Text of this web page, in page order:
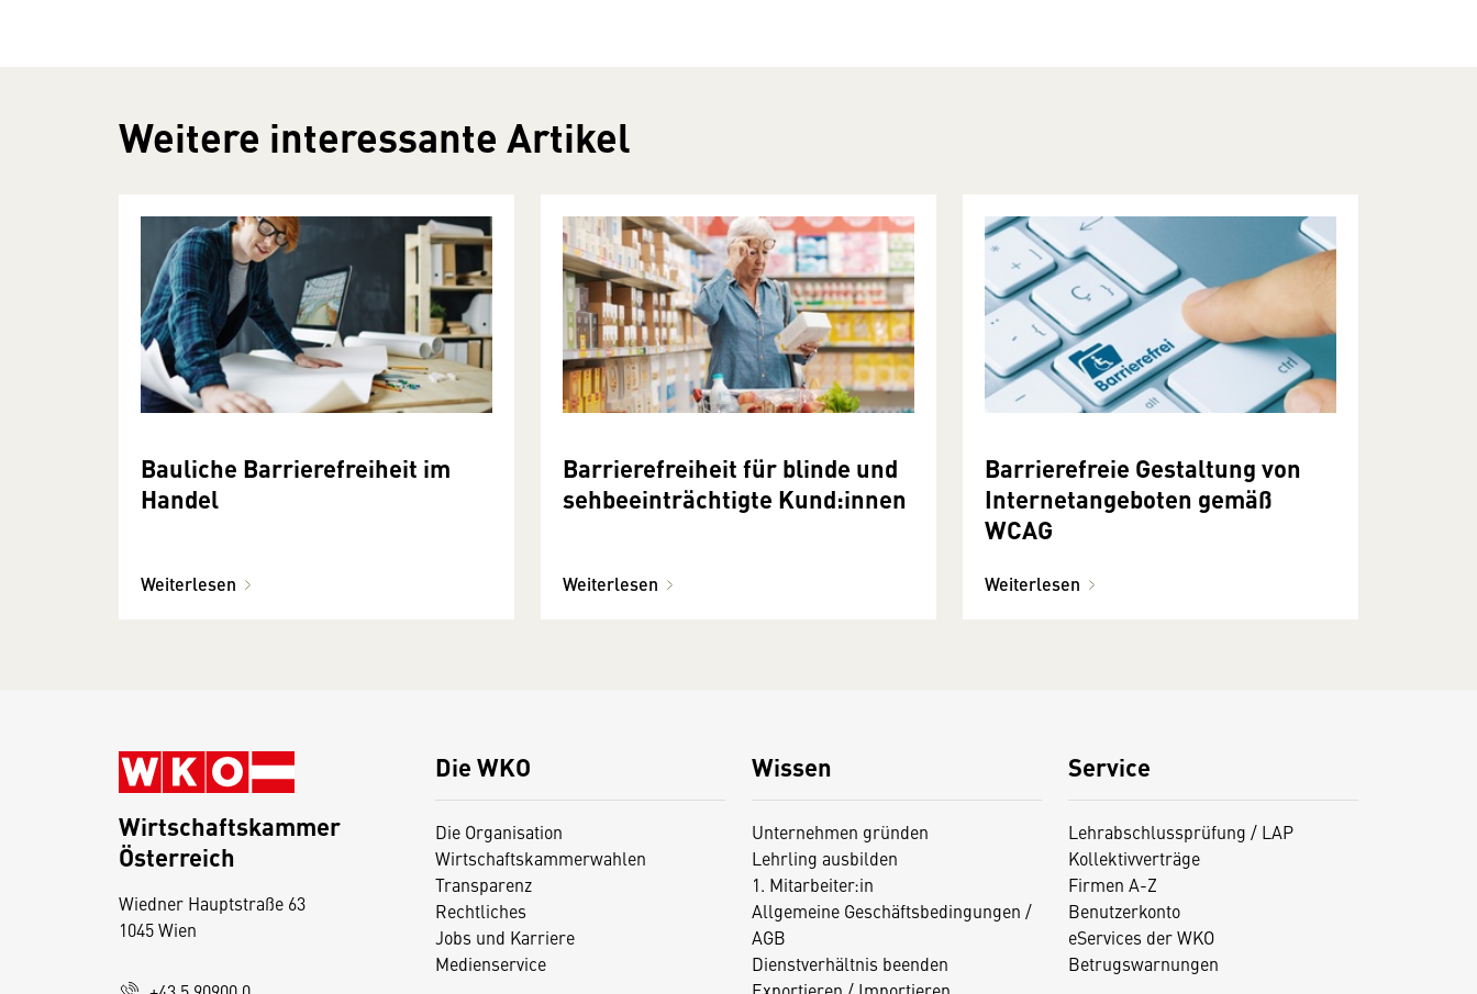
Weitere interessante Artikel
Bauliche Barrierefreiheit im
Handel
Weiterlesen
Barrierefreiheit für blinde und
sehbeeinträchtigte Kund:innen
Weiterlesen
Barrierefreie Gestaltung von
Internetangeboten gemäß
WCAG
Weiterlesen
Die WKO
Die Organisation
Wirtschaftskammerwahlen
Transparenz
Rechtliches
Jobs und Karriere
Medienservice
Wissen
Unternehmen gründen
Lehrling ausbilden
1. Mitarbeiter:in
Allgemeine Geschäftsbedingungen /
AGB
Dienstverhältnis beenden
Service
Lehrabschlussprüfung / LAP
Kollektivverträge
Firmen A-Z
Benutzerkonto
eServices der WKO
Betrugswarnungen
Wirtschaftskammer
Österreich
Wiedner Hauptstraße 63
1045 Wien